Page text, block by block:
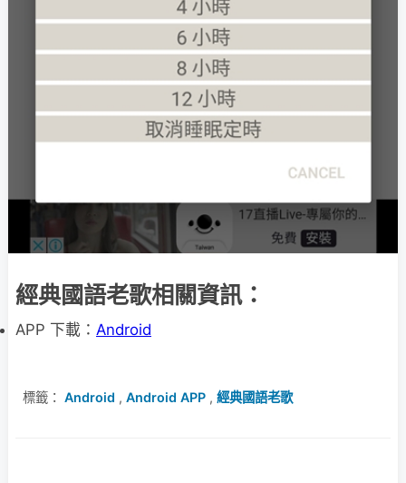
經典國語老歌相關資訊：
APP 下載： Android
標籤： Android , Android APP , 經典國語老歌